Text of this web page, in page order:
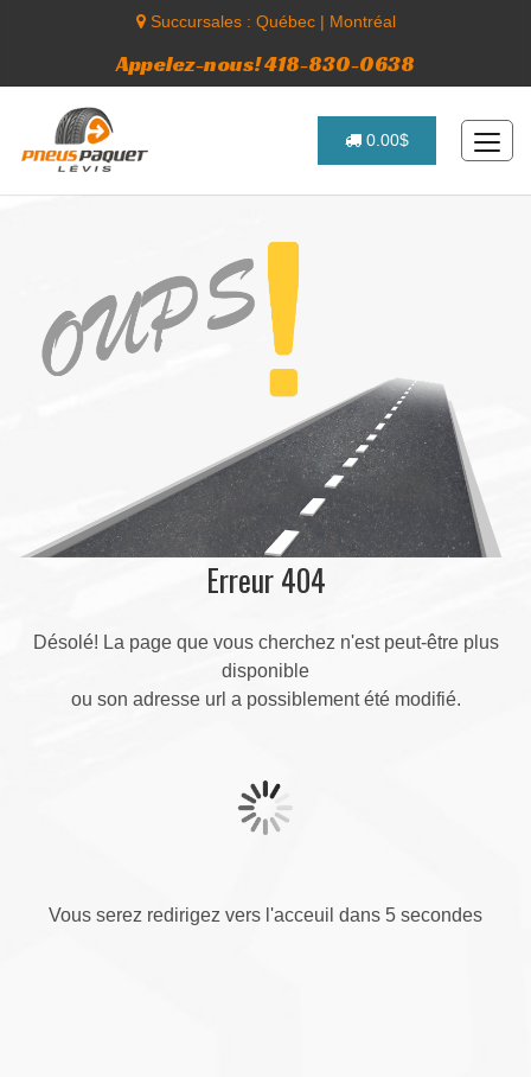
Succursales : Québec| Montréal
Appelez-nous! 418-830-0638
0.00$
Erreur 404
Désolé! La page que vous cherchez n'est peut-être plus
disponible
ou son adresse url a possiblement été modifié.
Vous serez redirigez vers l'acceuil dans 5 secondes